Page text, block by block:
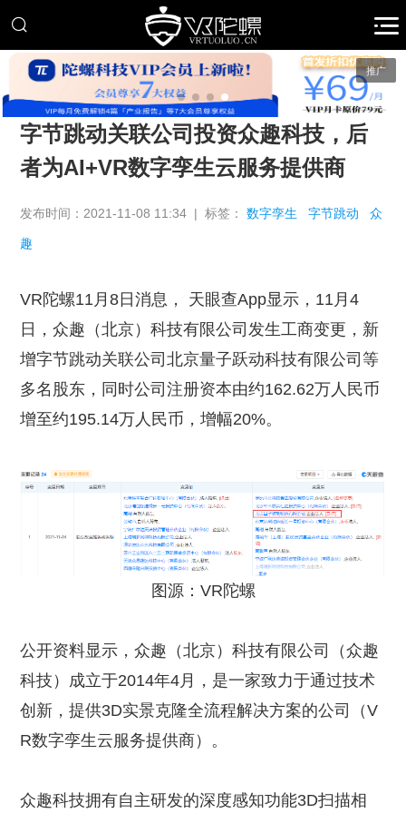
推广
字节跳动关联公司投资众趣科技，后
者为AI+VR数字孪生云服务提供商
发布时间：2021-11-08 11:34 | 标签：数字孪生 字节跳动 众
趣
VR陀螺11月8日消息， 天眼查App显示，11月4
日，众趣（北京）科技有限公司发生工商变更，新
增字节跳动关联公司北京量子跃动科技有限公司等
多名股东，同时公司注册资本由约162.62万人民币
增至约195.14万人民币，增幅20%。
图源：VR陀螺
公开资料显示，众趣（北京）科技有限公司（众趣
科技）成立于2014年4月，是一家致力于通过技术
创新，提供3D实景克隆全流程解决方案的公司（V
R数字孪生云服务提供商）。
众趣科技拥有自主研发的深度感知功能3D扫描相